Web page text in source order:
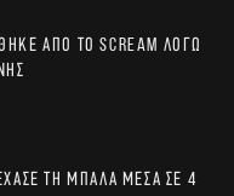
από το Scream λόγω
τη μπάλα μέσα σε 4